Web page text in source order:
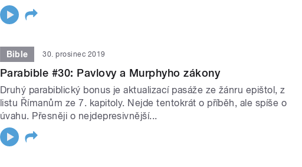
Bible 30. prosinec 2019
Parabible #30: Pavlovy a Murphyho zákony
Druhý parabiblický bonus je aktualizací pasáže ze žánru epištol, z
listu Římanům ze 7. kapitoly. Nejde tentokrát o příběh, ale spíše o
úvahu. Přesněji o nejdepresivnější...